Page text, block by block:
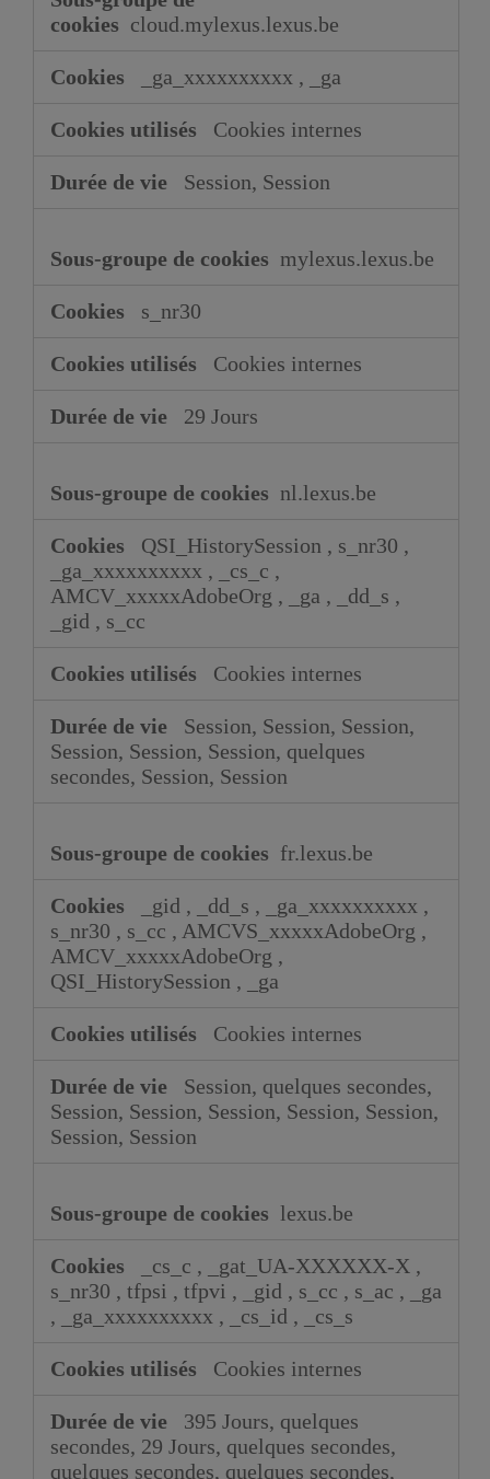
de
cloud.mylexus.lexus.be
_ga_xxxxxxxxxx , _ga
Cookies internes
Session, Session
mylexus.lexus.be
s_nr30
Cookies internes
29 Jours
nl.lexus.be
QSI_HistorySession , s_nr30 ,
_ga_xxxxxxxxxx , _cs_c ,
AMCV_xxxxxAdobeOrg , _ga , _dd_s ,
_gid , s_cc
Cookies internes
Session, Session, Session,
Session, Session, Session, quelques
secondes, Session, Session
fr.lexus.be
_gid , _dd_s , _ga_xxxxxxxxxx ,
s_nr30 , s_cc , AMCVS_xxxxxAdobeOrg ,
AMCV_xxxxxAdobeOrg ,
QSI_HistorySession , _ga
Cookies internes
Session, quelques secondes,
Session, Session, Session, Session, Session,
Session, Session
lexus.be
_cs_c , _gat_UA-XXXXXX-X ,
s_nr30 , tfpsi , tfpvi , _gid , s_cc , s_ac ,
_ga
,
_ga_xxxxxxxxxx , _cs_id , _cs_s
Cookies internes
395 Jours, quelques
secondes, 29 Jours, quelques secondes,
quelques secondes, quelques secondes,